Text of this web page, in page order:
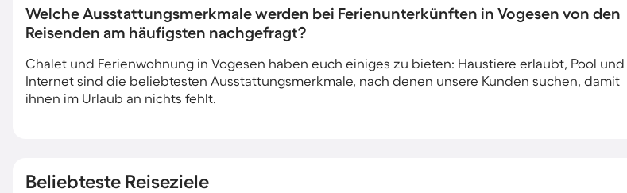
Welche Ausstattungsmerkmale werden bei Ferienunterkünften in Vogesen von den
Reisenden am häufigsten nachgefragt?
Chalet und Ferienwohnung in Vogesen haben euch einiges zu bieten: Haustiere erlaubt, Pool und
Internet sind die beliebtesten Ausstattungsmerkmale, nach denen unsere Kunden suchen, damit
ihnen im Urlaub an nichts fehlt.
Beliebteste Reiseziele